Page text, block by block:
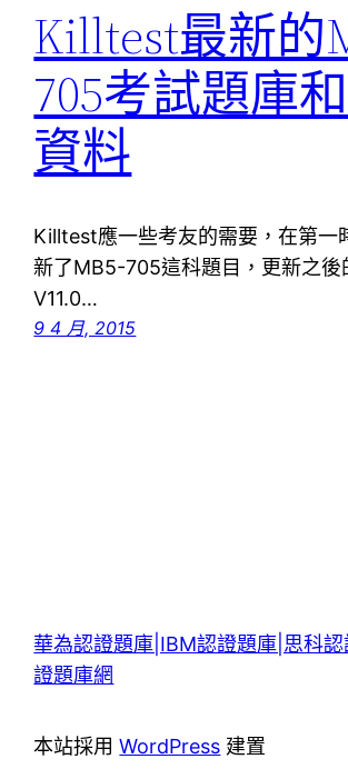
Killtest最新的
705考試題庫
資料
Killtest應一些考友的需要，在第一
新了MB5-705這科題目，更新之後
V11.0…
9 4 月, 2015
華為認證題庫|IBM認證題庫|思科
證題庫網
本站採用WordPress 建置